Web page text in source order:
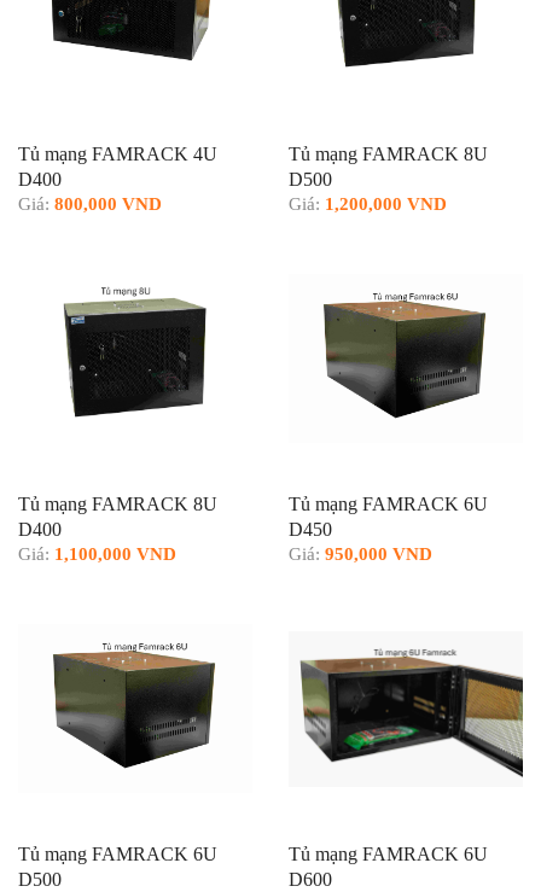
Tủ mạng FAMRACK 4U
D400
Giá: 800,000 VND
Tủ mạng FAMRACK 8U
D500
Giá: 1,200,000 VND
Tủ mạng FAMRACK 8U
D400
Giá: 1,100,000 VND
Tủ mạng FAMRACK 6U
D450
Giá: 950,000 VND
Tủ mạng FAMRACK 6U
D500
Tủ mạng FAMRACK 6U
D600